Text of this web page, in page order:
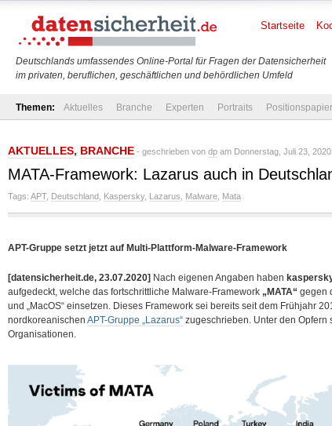
Deutschlands umfassendes Online-Portal für Fragen der Datensicherheit
im privaten, beruflichen, geschäftlichen und behördlichen Umfeld
Startseite
Themen: Aktuelles Branche Experten Portraits Positionspapier
AKTUELLES, BRANCHE - geschrieben von dp am Donnerstag, Juli 23,
MATA-Framework: Lazarus auch in
Tags: APT, Deutschland Kaspersky, Lazarus Malware Mata
APT-Gruppe setzt jetzt auf Multi-Plattform-Malware-Framework
[datensicherheit.de, 23.07.2020] Nach eigenen Angaben haben
aufgedeckt, welche das fortschrittliche Malware-Framework „MATA“ gegen
und „MacOS“ einsetzen. Dieses Framework sei bereits seitdem Frühjahr
nordkoreanischen APT-Gruppe „Lazarus“ zugeschrieben. Unter den Opfern
Organisationen.